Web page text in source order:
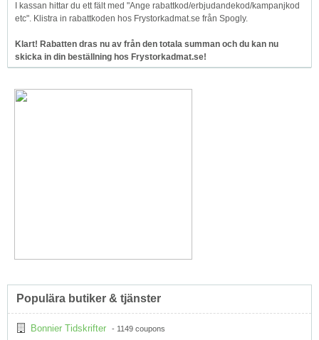
I kassan hittar du ett fält med "Ange rabattkod/erbjudandekod/kampanjkod
etc". Klistra in rabattkoden hos Frystorkadmat.se från Spogly.
Klart! Rabatten dras nu av från den totala summan och du kan nu
skicka in din beställning hos Frystorkadmat.se!
Populära butiker & tjänster
Bonnier Tidskrifter - 1149 coupons